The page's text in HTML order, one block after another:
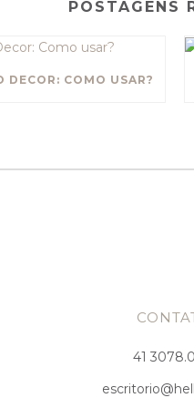
POSTAGENS
DECOR: COMO USAR?
41